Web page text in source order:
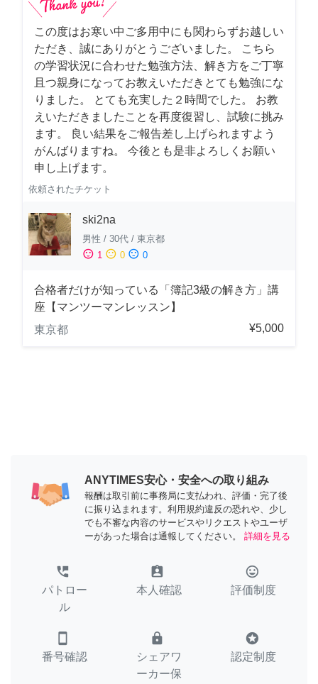
この度はお寒い中ご多用中にも関わらずお越しい
ただき、誠にありがとうございました。 こちら
の学習状況に合わせた勉強方法、解き方をご丁寧
且つ親身になってお教えいただきとても勉強にな
りました。 とても充実した２時間でした。 お教
えいただきましたことを再度復習し、試験に挑み
ます。 良い結果をご報告差し上げられますよう
がんばりますね。 今後とも是非よろしくお願い
申し上げます。
依頼されたチケット
ski2na
男性 / 30代 / 東京都
sentiment_satisfied 1 sentiment_neutral 0 sentiment_dissatisfied 0
合格者だけが知っている「簿記3級の解き方」講
座【マンツーマンレッスン】
東京都
¥5,000
ANYTIMES安心・安全への取り組み
報酬は取引前に事務局に支払われ、評価・完了後
に振り込まれます。利用規約違反の恐れや、少し
でも不審な内容のサービスやリクエストやユーザ
ーがあった場合は通報してください。
詳細を見る
perm_phone_msg
パトロー
ル
assignment_ind
本人確認
tag_faces
評価制度
smartphone
番号確認
lock
シェアワ
ーカー保
stars
認定制度